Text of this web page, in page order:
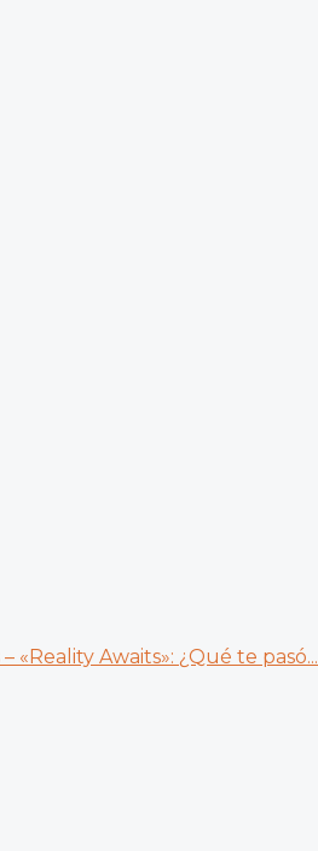
«Reality Awaits»: ¿Qué te pasó...